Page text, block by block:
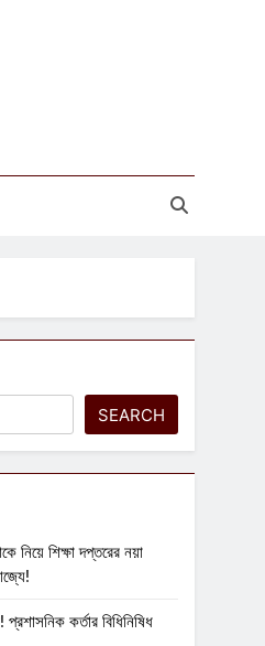
SEARCH
নিয়ে শিক্ষা দপ্তরের নয়া
কর্তার বিধিনিষিধ